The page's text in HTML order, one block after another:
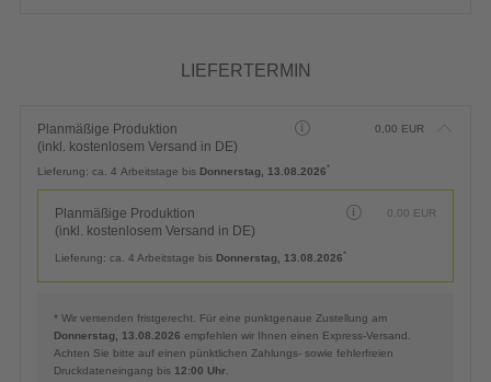
LIEFERTERMIN
Planmäßige Produktion
(inkl. kostenlosem Versand in DE)
0,00 EUR
Lieferung: ca. 4 Arbeitstage bis Donnerstag, 13.08.2026*
Planmäßige Produktion
(inkl. kostenlosem Versand in DE)
0,00 EUR
Lieferung: ca. 4 Arbeitstage bis Donnerstag, 13.08.2026*
* Wir versenden fristgerecht. Für eine punktgenaue Zustellung am
Donnerstag, 13.08.2026 empfehlen wir Ihnen einen Express-Versand.
Achten Sie bitte auf einen pünktlichen Zahlungs- sowie fehlerfreien
Druckdateneingang bis 12:00 Uhr